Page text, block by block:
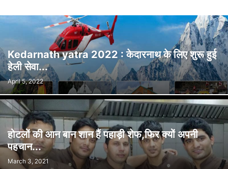
Kedarnath yatra 2022 : केदारनाथ के लिए शुरू हुई
हेली सेवा...
April 5, 2022
होटलों की आन बान शान हैं पहाड़ी शेफ,फिर क्यों अपनी
पहचान...
March 3, 2021